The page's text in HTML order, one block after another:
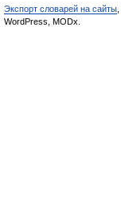
Экспорт словарей на сайты
WordPress, MODx.